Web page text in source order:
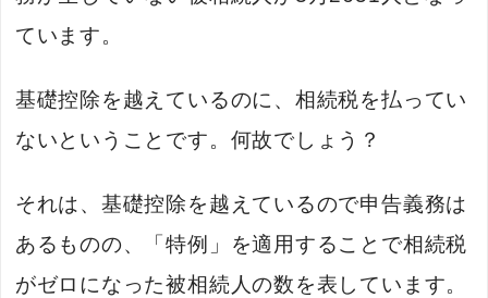
ています。
基礎控除を越えているのに、相続税を払ってい
ないということです。何故でしょう？
それは、基礎控除を越えているので申告義務は
あるものの、「特例」を適用することで相続税
がゼロになった被相続人の数を表しています。